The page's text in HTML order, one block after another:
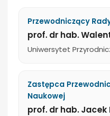
Przewodniczący
prof. dr hab.
Uniwersytet
Zastępca
Naukowej
prof. dr hab. Jacek